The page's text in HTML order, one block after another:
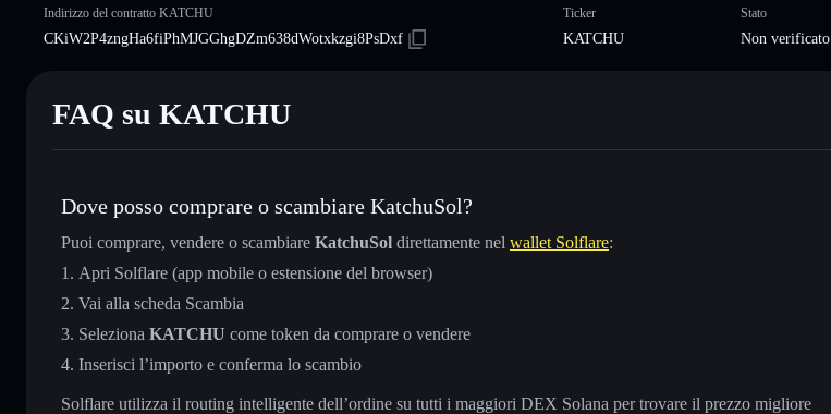
Indirizzo del contratto KATCHU
CKiW2P4zngHa6fiPhMJGGhgDZm638dWotxkzgi8PsDxf
Ticker
KATCHU
Stato
Non verificato
FAQ su KATCHU
Dove posso comprare o scambiare KatchuSol?
Puoi comprare, vendere o scambiare KatchuSol direttamente nel wallet Solflare:
Apri Solflare (app mobile o estensione del browser)
Vai alla scheda Scambia
Seleziona KATCHU come token da comprare o vendere
Inserisci l’importo e conferma lo scambio
Solflare utilizza il routing intelligente dell’ordine su tutti i maggiori DEX Solana per trovare il prezzo migliore